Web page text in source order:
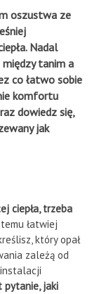
oszustwa ze
Nadal
tanim a
co łatwo sobie
komfortu
dowiedz się,
jak
ciepła, trzeba
łatwiej
który opał
zależą od
jaki